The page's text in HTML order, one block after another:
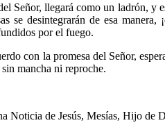
Señor, llegará como un ladrón, y
se desintegrarán de esa
por el fuego.
con la promesa del Señor,
mancha ni reproche.
Noticia de Jesús, Mesías, Hijo de